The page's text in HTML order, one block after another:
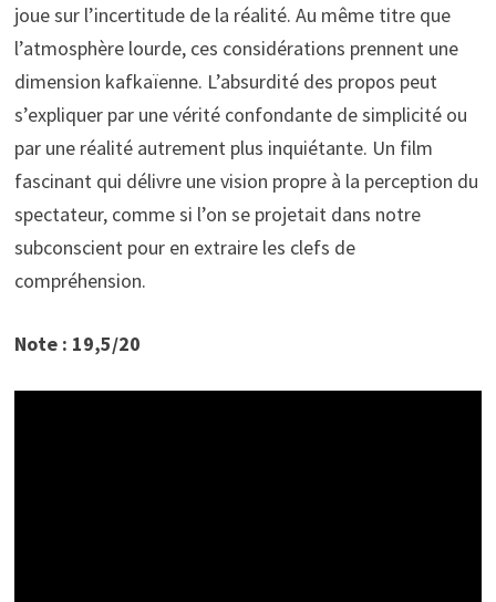
joue sur l’incertitude de la réalité. Au même titre que
l’atmosphère lourde, ces considérations prennent une
dimension kafkaïenne. L’absurdité des propos peut
s’expliquer par une vérité confondante de simplicité ou
par une réalité autrement plus inquiétante. Un film
fascinant qui délivre une vision propre à la perception du
spectateur, comme si l’on se projetait dans notre
subconscient pour en extraire les clefs de
compréhension.
Note : 19,5/20